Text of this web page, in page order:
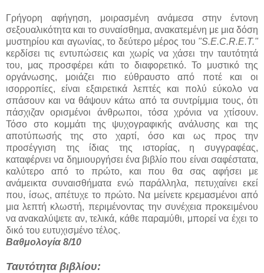
Γρήγορη αφήγηση, μοιρασμένη ανάμεσα στην έντονη
σεξουαλικότητα και το συναίσθημα, ανακατεμένη με μια δόση
μυστηρίου και αγωνίας, το δεύτερο μέρος του "S.E.C.R.E.T."
κερδίσει τις εντυπώσεις και χωρίς να χάσει την ταυτότητά
του, μας προσφέρει κάτι το διαφορετικό. Το μυστικό της
οργάνωσης, μοιάζει πιο εύθραυστο από ποτέ και οι
ισορροπίες, είναι εξαιρετικά λεπτές και πολύ εύκολο να
σπάσουν και να θάψουν κάτω από τα συντρίμμια τους, ότι
πάσχιζαν ορισμένοι άνθρωποι, τόσα χρόνια να χτίσουν.
Τόσο στο κομμάτι της ψυχογραφικής ανάλυσης και της
αποτύπωσής της στο χαρτί, όσο και ως προς την
προσέγγιση της ίδιας της ιστορίας, η συγγραφέας,
καταφέρνει να δημιουργήσει ένα βιβλίο που είναι σαφέστατα,
καλύτερο από το πρώτο, και που θα σας αφήσει με
ανάμεικτα συναισθήματα ενώ παράλληλα, πετυχαίνει εκεί
που, ίσως, απέτυχε το πρώτο. Να μείνετε κρεμασμένοι από
μια λεπτή κλωστή, περιμένοντας την συνέχεια προκειμένου
να ανακαλύψετε αν, τελικά, κάθε παραμύθι, μπορεί να έχει το
δικό του ευτυχισμένο τέλος.
Βαθμολογία 8/10
Ταυτότητα βιβλίου: